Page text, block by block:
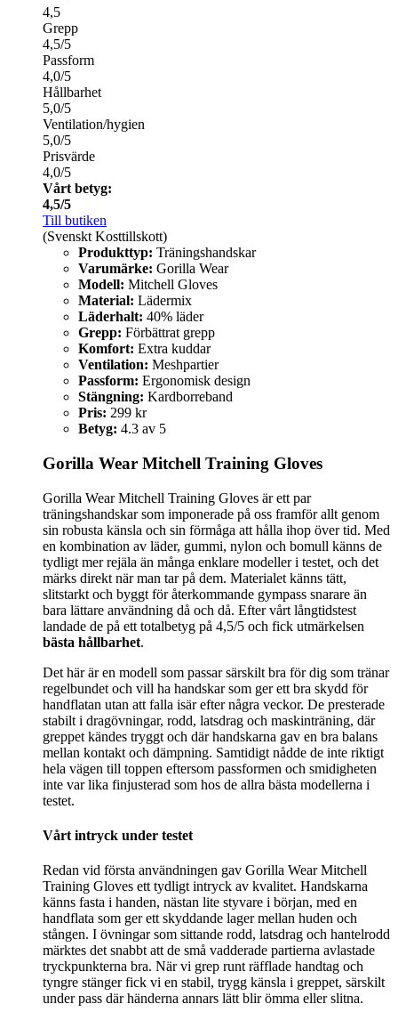
4,5
Grepp
4,5/5
Passform
4,0/5
Hållbarhet
5,0/5
Ventilation/hygien
5,0/5
Prisvärde
4,0/5
Vårt betyg:
4,5/5
Till butiken
(Svenskt Kosttillskott)
Produkttyp: Träningshandskar
Varumärke: Gorilla Wear
Modell: Mitchell Gloves
Material: Lädermix
Läderhalt: 40% läder
Grepp: Förbättrat grepp
Komfort: Extra kuddar
Ventilation: Meshpartier
Passform: Ergonomisk design
Stängning: Kardborreband
Pris: 299 kr
Betyg: 4.3 av 5
Gorilla Wear Mitchell Training Gloves
Gorilla Wear Mitchell Training Gloves är ett par
träningshandskar som imponerade på oss framför allt genom
sin robusta känsla och sin förmåga att hålla ihop över tid. Med
en kombination av läder, gummi, nylon och bomull känns de
tydligt mer rejäla än många enklare modeller i testet, och det
märks direkt när man tar på dem. Materialet känns tätt,
slitstarkt och byggt för återkommande gympass snarare än
bara lättare användning då och då. Efter vårt långtidstest
landade de på ett totalbetyg på 4,5/5 och fick utmärkelsen
bästa hållbarhet.
Det här är en modell som passar särskilt bra för dig som tränar
regelbundet och vill ha handskar som ger ett bra skydd för
handflatan utan att falla isär efter några veckor. De presterade
stabilt i dragövningar, rodd, latsdrag och maskinträning, där
greppet kändes tryggt och där handskarna gav en bra balans
mellan kontakt och dämpning. Samtidigt nådde de inte riktigt
hela vägen till toppen eftersom passformen och smidigheten
inte var lika finjusterad som hos de allra bästa modellerna i
testet.
Vårt intryck under testet
Redan vid första användningen gav Gorilla Wear Mitchell
Training Gloves ett tydligt intryck av kvalitet. Handskarna
känns fasta i handen, nästan lite styvare i början, med en
handflata som ger ett skyddande lager mellan huden och
stången. I övningar som sittande rodd, latsdrag och hantelrodd
märktes det snabbt att de små vadderade partierna avlastade
tryckpunkterna bra. När vi grep runt räfflade handtag och
tyngre stänger fick vi en stabil, trygg känsla i greppet, särskilt
under pass där händerna annars lätt blir ömma eller slitna.